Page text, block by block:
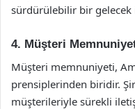
sürdürülebilir bir gelecek
4. Müşteri
Müşteri memnuniyeti,
prensiplerinden biridir.
müşterileriyle sürekli